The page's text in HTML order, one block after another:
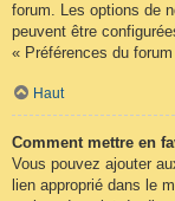
forum. Les options de
peuvent être
« Préférences du forum
Haut
Comment mettre en
Vous pouvez ajouter
lien approprié dans le